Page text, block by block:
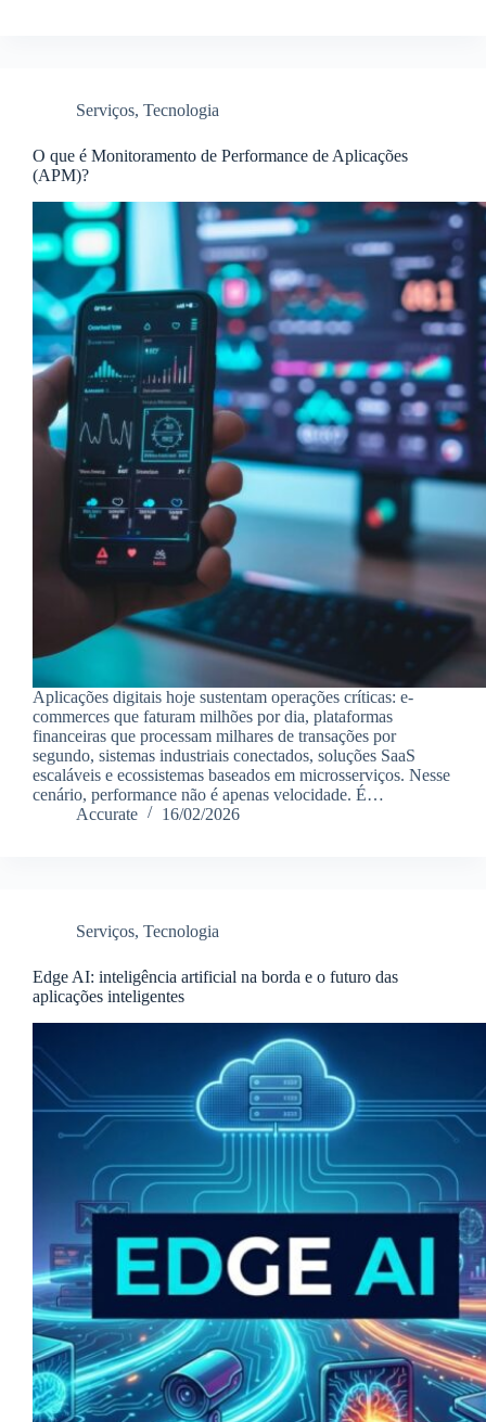
Serviços, Tecnologia
O que é Monitoramento de Performance de Aplicações
(APM)?
Aplicações digitais hoje sustentam operações críticas: e-
commerces que faturam milhões por dia, plataformas
financeiras que processam milhares de transações por
segundo, sistemas industriais conectados, soluções SaaS
escaláveis e ecossistemas baseados em microsserviços. Nesse
cenário, performance não é apenas velocidade. É…
Accurate
16/02/2026
Serviços, Tecnologia
Edge AI: inteligência artificial na borda e o futuro das
aplicações inteligentes